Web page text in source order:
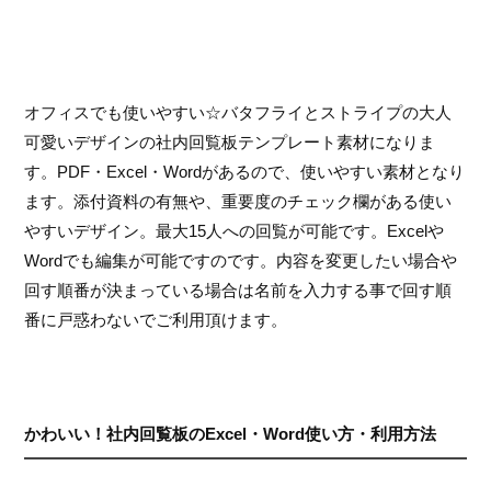
オフィスでも使いやすい☆バタフライとストライプの大人
可愛いデザインの社内回覧板テンプレート素材になりま
す。PDF・Excel・Wordがあるので、使いやすい素材となり
ます。添付資料の有無や、重要度のチェック欄がある使い
やすいデザイン。最大15人への回覧が可能です。Excelや
Wordでも編集が可能ですのです。内容を変更したい場合や
回す順番が決まっている場合は名前を入力する事で回す順
番に戸惑わないでご利用頂けます。
かわいい！社内回覧板のExcel・Word使い方・利用方法